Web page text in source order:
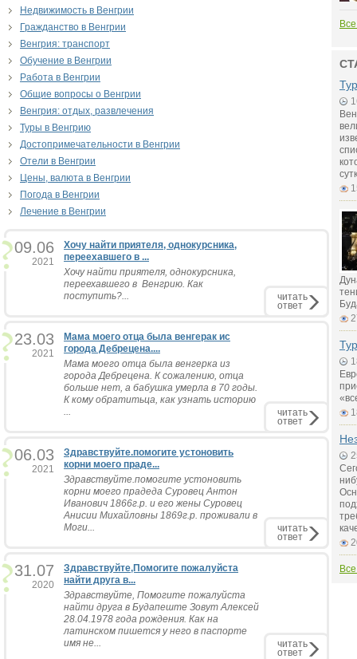
Недвижимость в Венгрии
Гражданство в Венгрии
Венгрия: транспорт
Обучение в Венгрии
Работа в Венгрии
Общие вопросы о Венгрии
Венгрия: отдых, развлечения
Туры в Венгрию
Достопримечательности в Венгрии
Отели в Венгрии
Цены, валюта в Венгрии
Погода в Венгрии
Лечение в Венгрии
09.06
2021
Хочу найти приятеля, однокурсника,
переехавшего в ...
Хочу найти приятеля, однокурсника,
переехавшего в Венгрию. Как
поступить?...
читать
ответ
23.03
2021
Мама моего отца была венгерак ис
города Дебрецена....
Мама моего отца была венгерка из
города Дебрецена. К сожалению, отца
больше нет, а бабушка умерла в 70 годы.
К кому обратитьца, как узнать историю
...
читать
ответ
06.03
2021
Здравствуйте.помогите устоновить
корни моего праде...
Здравствуйте.помогите устоновить
корни моего прадеда Суровец Антон
Иванович 1866г.р. и его жены Суровец
Анисии Михайловны 1869г.р. проживали в
Моги...
читать
ответ
31.07
2020
Здравствуйте,Помогите пожалуйста
найти друга в...
Здравствуйте, Помогите пожалуйста
найти друга в Будапеште Зовут Алексей
28.04.1978 года рождения. Как на
латинском пишется у него в паспорте
имя не...
читать
ответ